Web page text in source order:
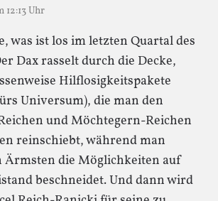
12:13 Uhr
was ist los im letzten Quartal des
Dax rasselt durch die Decke,
Hilflosigkeitspakete
Universum), die man den
und Möchtegern-Reichen
reinschiebt, während man
Ärmsten die Möglichkeiten auf
beschneidet. Und dann wird